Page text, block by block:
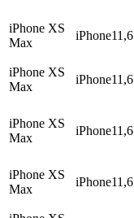
iPhone XS
Max
iPhone11,6
iPhone XS
Max
iPhone11,6
iPhone XS
Max
iPhone11,6
iPhone XS
Max
iPhone11,6